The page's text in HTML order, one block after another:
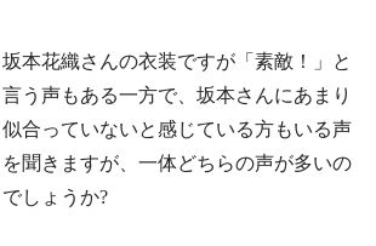
坂本花織さんの衣装ですが「素敵！」と
言う声もある一方で、坂本さんにあまり
似合っていないと感じている方もいる声
を聞きますが、一体どちらの声が多いの
でしょうか?